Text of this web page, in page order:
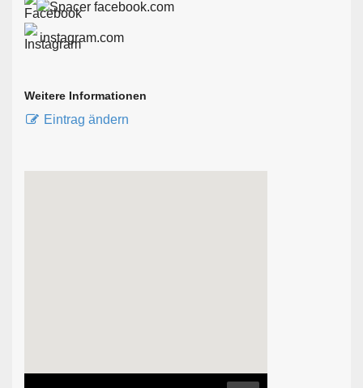
facebook.com
instagram.com
Weitere Informationen
Eintrag ändern